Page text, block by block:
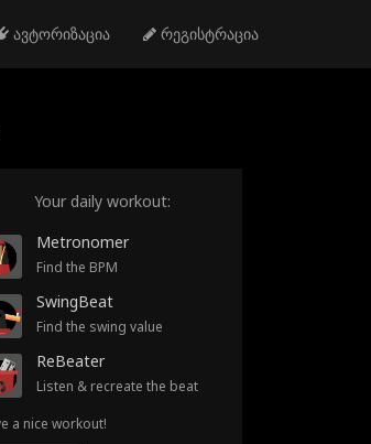
ავტორიზაცია რეგისტრაცია
Your daily workout:
Metronomer
Find the BPM
SwingBeat
Find the swing value
ReBeater
Listen & recreate the beat
a nice workout!